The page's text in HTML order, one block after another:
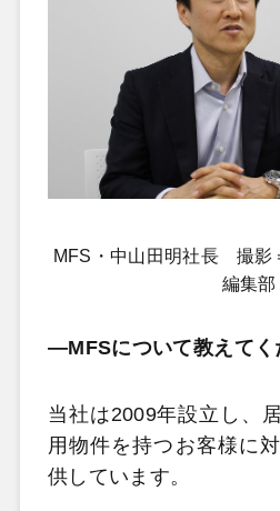
MFS・中山田明社長 撮影
編集部
―MFSについて教えてく
当社は2009年設立し、
用物件を持つお客様に
供しています。